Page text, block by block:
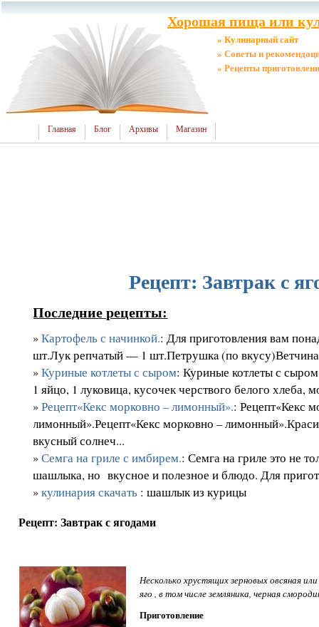
Хорошая пища или
» Кулинарный сайт
» Советы и
» Рецепты
Главная Блог Архивы Магазин
Рецепт: Завтрак с
Последние рецепты:
»Картофель с начинкой.: Для приготовления вам
шт.Лук репчатый — 1 шт.Петрушкa (по
»Куриные котлеты с сыром: Куриные котлеты с
1 яйцо, 1 луковица, кусочек черствого белого хлеба,
»Рецепт«Кекс морковно – лимонный».: Рецепт«Кекс
лимонный».Рецепт«Кекс морковно –
вкусный солнеч...
»Семга на гриле с имбирем.: Семга на гриле это не
шашлыка, но вкусное и полезное и блюдо. Для
»кулинария скачать : шашлык из курицы
Рецепт: Завтрак с ягодами
Несколько хрустящих зерновых овсяная
яго , в том числе земляника, черная
Приготовление